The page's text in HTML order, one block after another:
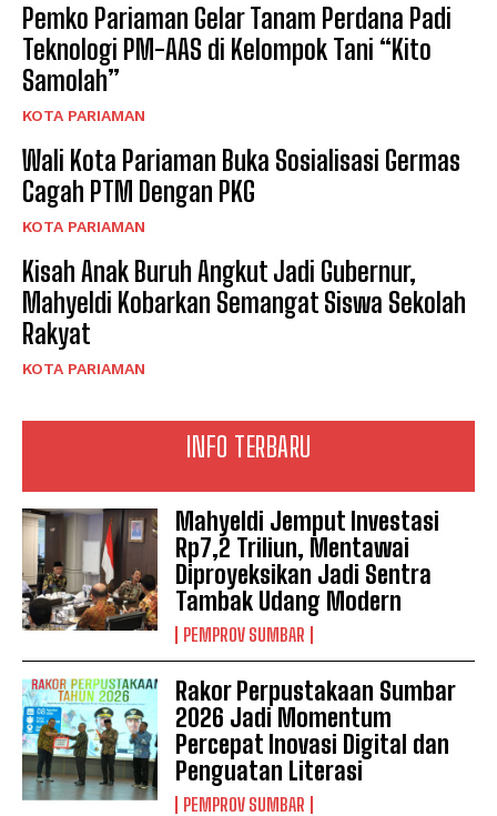
INFO TERBARU
Mahyeldi Jemput Investasi
Rp7,2 Triliun, Mentawai
Diproyeksikan Jadi Sentra
Tambak Udang Modern
PEMPROV SUMBAR
Rakor Perpustakaan Sumbar
2026 Jadi Momentum
Percepat Inovasi Digital dan
Penguatan Literasi
PEMPROV SUMBAR
Pemko Pariaman Gelar Tanam Perdana Padi
Teknologi PM-AAS di Kelompok Tani “Kito
Samolah”
KOTA PARIAMAN
Wali Kota Pariaman Buka Sosialisasi Germas
Cagah PTM Dengan PKG
KOTA PARIAMAN
Kisah Anak Buruh Angkut Jadi Gubernur,
Mahyeldi Kobarkan Semangat Siswa Sekolah
Rakyat
KOTA PARIAMAN